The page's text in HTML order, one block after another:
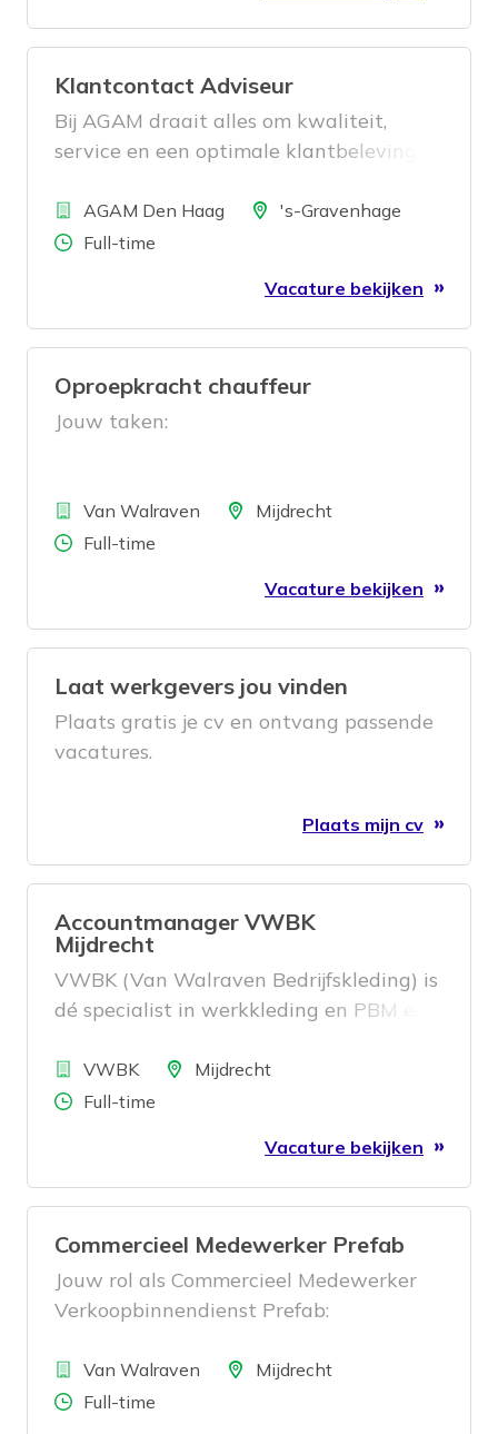
Klantcontact Adviseur
Bij AGAM draait alles om kwaliteit,
service en een optimale klantbeleving.
BedrijfAGAM Den Haag Locatie's-Gravenhage
Aantal uren
Full-time
Vacature bekijken
Oproepkracht chauffeur
Jouw taken:
BedrijfVan Walraven LocatieMijdrecht
Aantal uren
Full-time
Vacature bekijken
Laat werkgevers jou vinden
Plaats gratis je cv en ontvang passende
vacatures.
Plaats mijn cv
Accountmanager VWBK
Mijdrecht
VWBK (Van Walraven Bedrijfskleding) is
dé specialist in werkkleding en PBM en
Vanuit onze vestiging in Mijdrecht
werken we dagelijks aan veilige en
klanten door heel Nederland. En daar
hebben we jou voor nodig!
BedrijfVWBKLocatieMijdrecht
Aantal uren
Full-time
Vacature bekijken
Commercieel Medewerker Prefab
Jouw rol als Commercieel Medewerker
Verkoopbinnendienst Prefab:
BedrijfVan Walraven LocatieMijdrecht
Aantal uren
Full-time